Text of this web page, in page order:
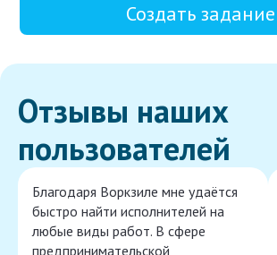
Создать задание
Отзывы наших
пользователей
Благодаря Воркзиле мне удаётся
быстро найти исполнителей на
любые виды работ. В сфере
предпринимательской